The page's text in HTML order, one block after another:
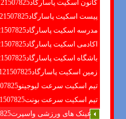
کانون اسکیت پاسارگاد09121507825
پیست اسکیت پاسارگاد09121507825
مدرسه اسکیت پاسارگاد09121507825
اکادمی اسکیت پاسارگاد09121507825
باشگاه اسکیت پاسارگاد09121507825
زمین اسکیت پاسارگاد09121507825
تیم اسکیت سرعت لیوجینو09121507825
تیم اسکیت سرعت بونت09121507825
عینک های ورزشی واسپرت09121507825